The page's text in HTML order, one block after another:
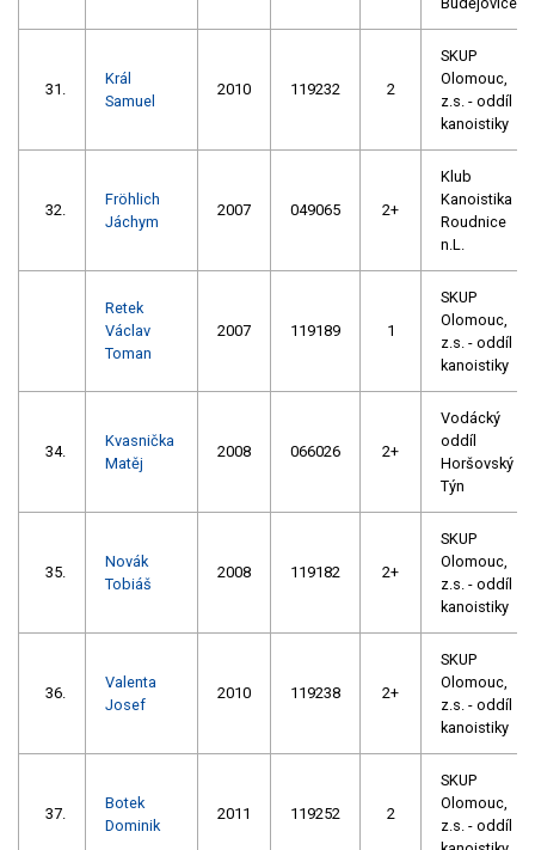
31.
Král
Samuel
2010 119232 2
SKUP
Olomouc,
z.s. - oddíl
kanoistiky
32.
Fröhlich
Jáchym
2007 049065 2+
Klub
Kanoistika
Roudnice
n.L.
Retek
Václav
Toman
2007 119189 1
SKUP
Olomouc,
z.s. - oddíl
kanoistiky
34.
Kvasnička
Matěj
2008 066026 2+
Vodácký
oddíl
Horšovský
Týn
35.
Novák
Tobiáš
2008 119182 2+
SKUP
Olomouc,
z.s. - oddíl
kanoistiky
36.
Valenta
Josef
2010 119238 2+
SKUP
Olomouc,
z.s. - oddíl
kanoistiky
37.
Botek
Dominik
2011 119252 2
SKUP
Olomouc,
z.s. - oddíl